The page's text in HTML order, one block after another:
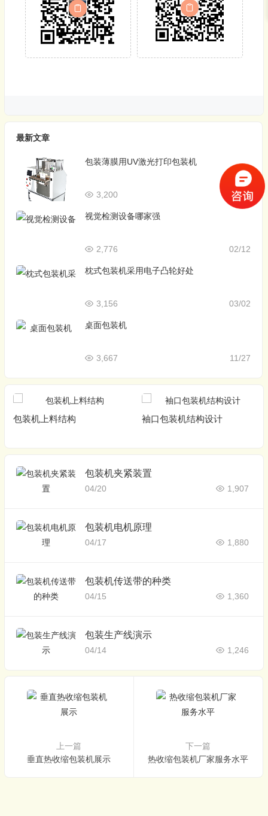
最新文章
包装薄膜用UV激光打印包装机
12/09
3,200
视觉检测设备哪家强
02/12
2,776
枕式包装机采用电子凸轮好处
03/02
3,156
桌面包装机
11/27
3,667
包装机上料结构 袖口包装机结构设计
包装机夹紧装置
04/20 1,907
包装机电机原理
04/17 1,880
包装机传送带的种类
04/15 1,360
包装生产线演示
04/14 1,246
上一篇
垂直热收缩包装机展示
下一篇
热收缩包装机厂家服务水平